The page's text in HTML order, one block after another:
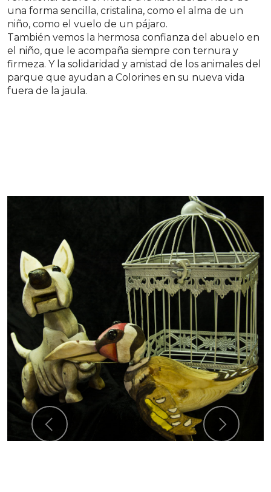
una forma sencilla, cristalina, como el alma de un
niño, como el vuelo de un pájaro.
También vemos la hermosa confianza del abuelo en
el niño, que le acompaña siempre con ternura y
firmeza. Y la solidaridad y amistad de los animales del
parque que ayudan a Colorines en su nueva vida
fuera de la jaula.
Previous Next